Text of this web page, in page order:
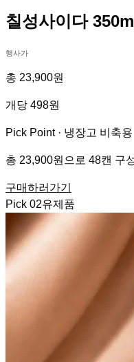
칠성사이다
행사가
총 23,900원
개당 498원
Pick Point · 냉장고 비축용
총 23,900원으로 48캔 구
구매하러가기
Pick 02유제품